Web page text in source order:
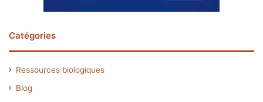
Catégories
Ressources biologiques
Blog